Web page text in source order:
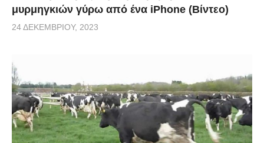
μυρμηγκιών γύρω από ένα iPhone (Βίντεο)
24 ΔΕΚΕΜΒΡΊΟΥ, 2023